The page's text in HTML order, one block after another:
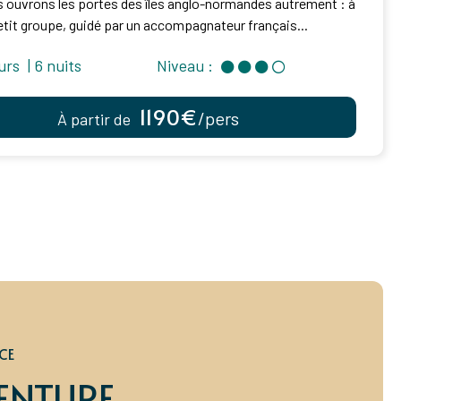
groupe, guidé par un accompagnateur français...
| 6 nuits Niveau :
À partir de 1190€/pers